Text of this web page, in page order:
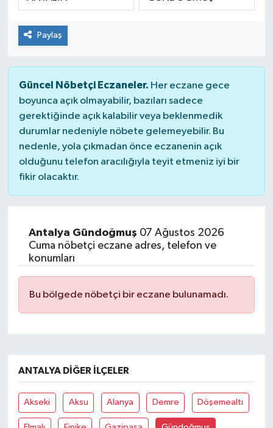
Paylaş
Güncel Nöbetçi Eczaneler. Her eczane gece
boyunca açık olmayabilir, bazıları sadece
gerektiğinde açık kalabilir veya beklenmedik
durumlar nedeniyle nöbete gelemeyebilir. Bu
nedenle, yola çıkmadan önce eczanenin açık
olduğunu telefon aracılığıyla teyit etmeniz iyi bir
fikir olacaktır.
Antalya Gündoğmuş 07 Ağustos 2026
Cuma nöbetçi eczane adres, telefon ve
konumları
Bu bölgede nöbetçi bir eczane bulunamadı.
ANTALYA DIĞER İLÇELER
Akseki Aksu Alanya Demre Döşemealtı